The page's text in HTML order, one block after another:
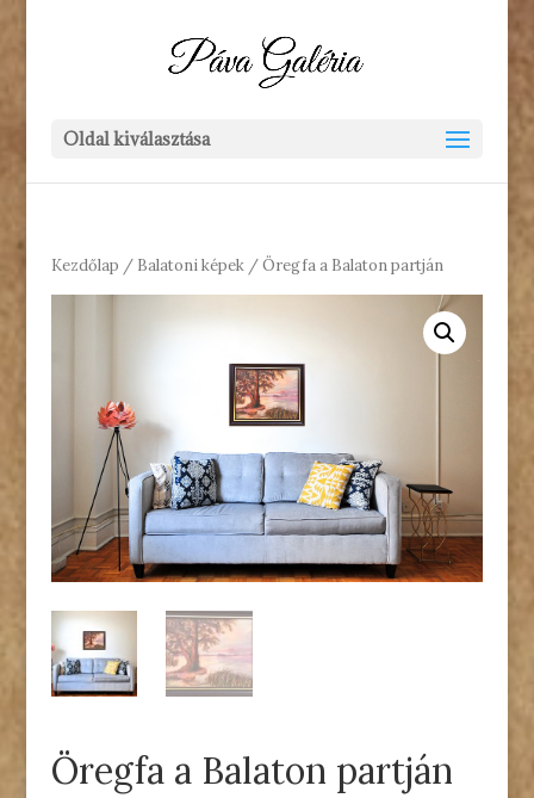
Oldal kiválasztása
Kezdőlap / Balatoni képek/ Öregfa a Balaton partján
Öregfa a Balaton partján